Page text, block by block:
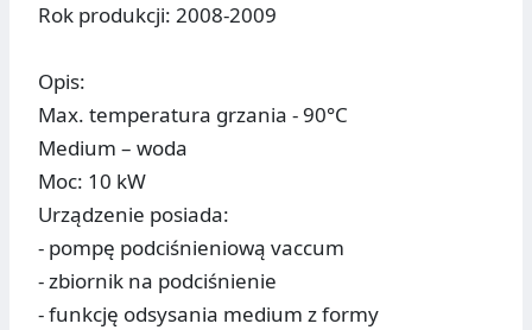
Rok produkcji: 2008-2009
Opis:
Max. temperatura grzania - 90°C
Medium – woda
Moc: 10 kW
Urządzenie posiada:
- pompę podciśnieniową vaccum
- zbiornik na podciśnienie
- funkcję odsysania medium z formy